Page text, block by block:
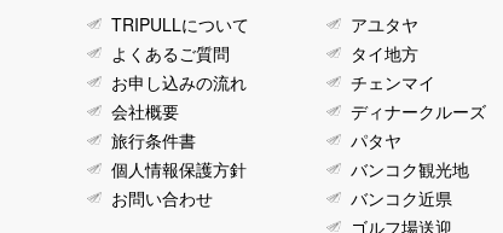
TRIPULLについて
よくあるご質問
お申し込みの流れ
会社概要
旅行条件書
個人情報保護方針
お問い合わせ
アユタヤ
タイ地方
チェンマイ
ディナークルーズ
パタヤ
バンコク観光地
バンコク近県
ゴルフ場送迎